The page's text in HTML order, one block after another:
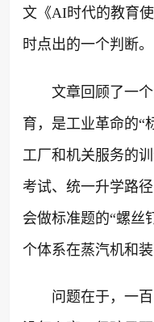
文《AI时代的教育
时点出的一个判断。
文章回顾了一
育，是工业革命的“
工厂和机关服务的
考试、统一升学路
会做标准题的“螺丝
个体系在蒸汽机和
问题在于，一